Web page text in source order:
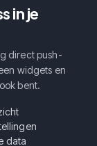
in je
direct push-
widgets en
bent.
data